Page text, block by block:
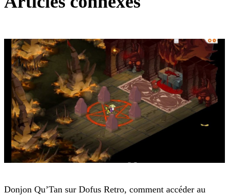
Donjon Qu’Tan sur Dofus Retro, comment accéder au